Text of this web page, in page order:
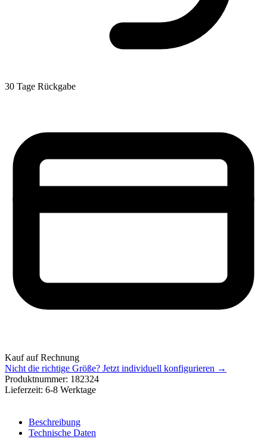
30 Tage Rückgabe
Kauf auf Rechnung
Nicht die richtige Größe? Jetzt individuell konfigurieren →
Produktnummer: 182324
Lieferzeit: 6-8 Werktage
Beschreibung
Technische Daten